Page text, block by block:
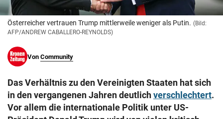
Österreicher vertrauen Trump mittlerweile weniger als Putin. (Bild:
AFP/ANDREW CABALLERO-REYNOLDS)
Von Community
Das Verhältnis zu den Vereinigten Staaten hat sich
in den vergangenen Jahren deutlichverschlechtert.
Vor allem die internationale Politik unter US-